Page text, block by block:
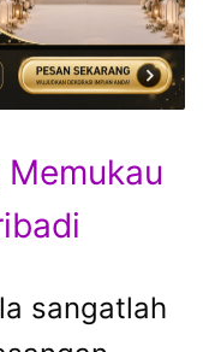
sangatlah